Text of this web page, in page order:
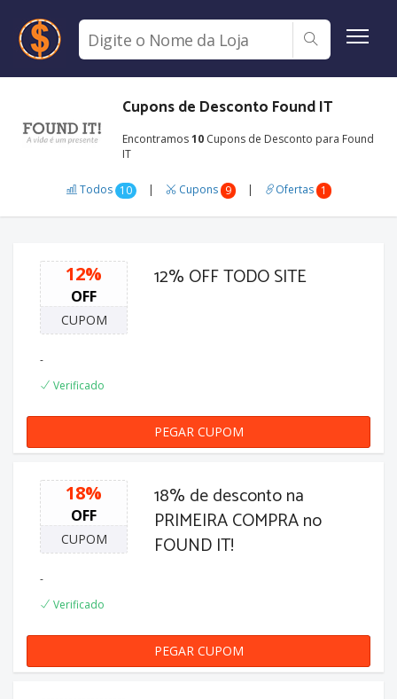
Cupons de Desconto Found IT
Encontramos10Cupons de Desconto para Found
IT
Todos 10 | Cupons 9 | Ofertas 1
12%
OFF
CUPOM
12% OFF TODO SITE
-
Verificado
PEGAR CUPOM
18%
OFF
CUPOM
18% de desconto na
PRIMEIRA COMPRA no
FOUND IT!
-
Verificado
PEGAR CUPOM